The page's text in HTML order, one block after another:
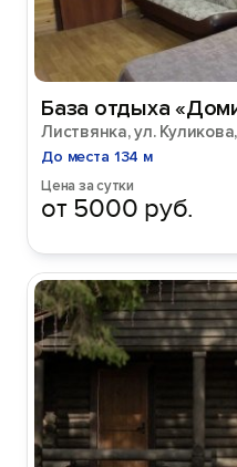
База отдыха
Листвянка, ул.
До места 134 м
Цена за сутки
от 5000 руб.